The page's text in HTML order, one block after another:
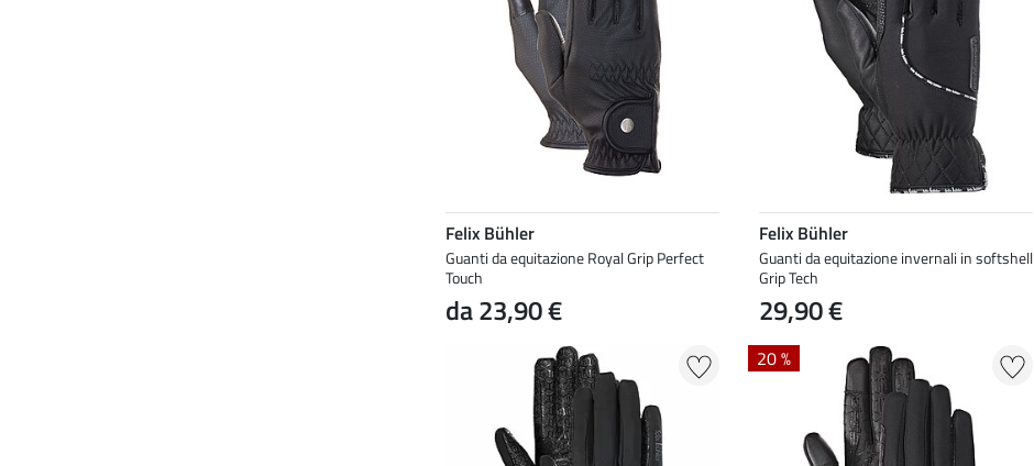
Felix Bühler
Guanti da equitazione Royal Grip Perfect
Touch
da 23,90 €
Felix Bühler
Guanti da equitazione invernali in softshell
Grip Tech
29,90 €
20 %